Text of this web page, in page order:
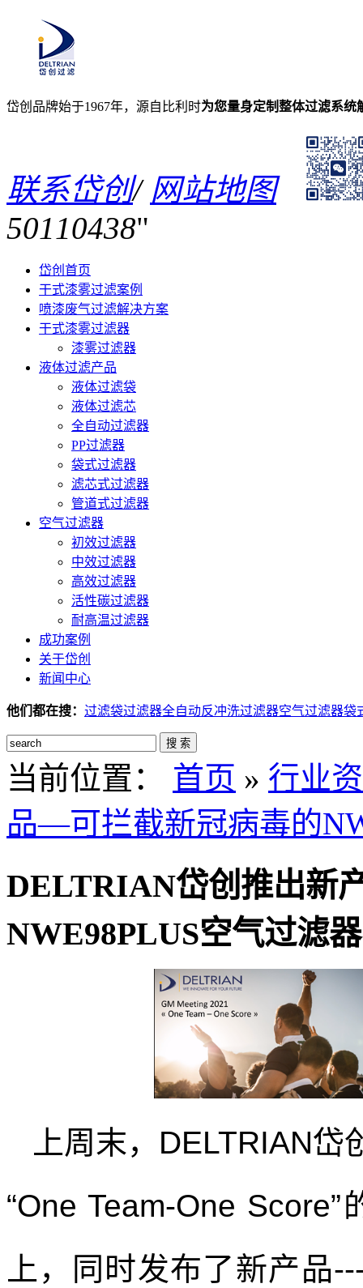
岱创品牌始于1967年，源自比利时为您量身定制整体过滤系统
联系岱创/ 网站地图
50110438
岱创首页
干式漆雾过滤案例
喷漆废气过滤解决方案
干式漆雾过滤器
漆雾过滤器
液体过滤产品
液体过滤袋
液体过滤芯
全自动过滤器
PP过滤器
袋式过滤器
滤芯式过滤器
管道式过滤器
空气过滤器
初效过滤器
中效过滤器
高效过滤器
活性碳过滤器
耐高温过滤器
成功案例
关于岱创
新闻中心
他们都在搜： 过滤袋过滤器全自动反冲洗过滤器空气过滤器袋
搜 索
当前位置： 首页 » 行业
品—可拦截新冠病毒的
DELTRIAN岱创推出新
NWE98PLUS空气过滤器
上周末， DELTRIAN岱
“One Team-One Score”
上，同时发布了新产品